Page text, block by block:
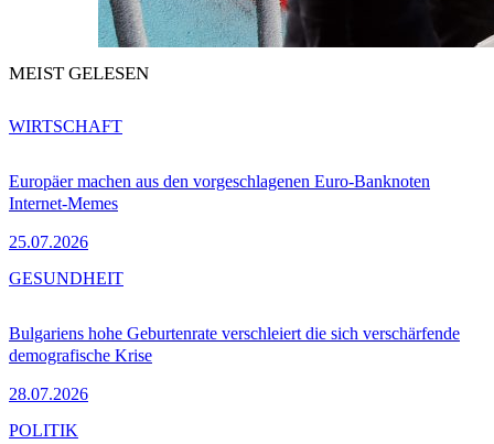
MEIST GELESEN
Europäer machen aus den vorgeschlagenen Euro-Banknoten
Internet-Memes
25.07.2026
WIRTSCHAFT
Bulgariens hohe Geburtenrate verschleiert die sich verschärfende
demografische Krise
28.07.2026
GESUNDHEIT
POLITIK